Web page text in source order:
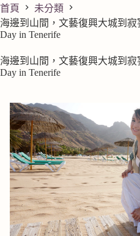
首頁
未分類
海邊到山間，文藝復興大城到
Day in Tenerife
海邊到山間，文藝復興大城到
Day in Tenerife